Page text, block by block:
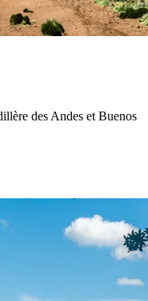
des Andes et Buenos